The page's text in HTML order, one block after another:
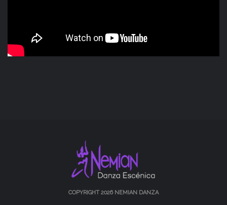
COPYRIGHT 2026 NEMIAN DANZA